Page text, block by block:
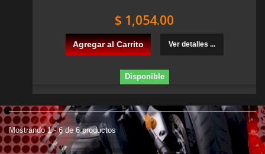
$ 1,054.00
Agregar al Carrito Ver detalles ...
Disponible
Mostrando 1 - 6 de 6 productos